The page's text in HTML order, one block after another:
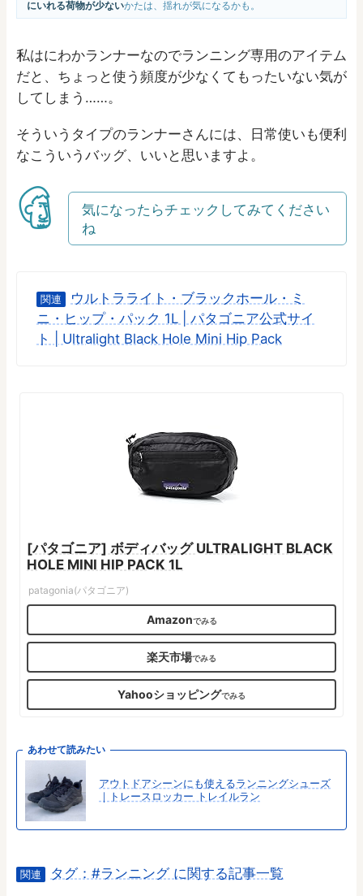
にいれる荷物が少ないかたは、揺れが気になるかも。
私はにわかランナーなのでランニング専用のアイテム
だと、ちょっと使う頻度が少なくてもったいない気が
してしまう……。
そういうタイプのランナーさんには、日常使いも便利
なこういうバッグ、いいと思いますよ。
気になったらチェックしてみてください
ね
関連
ウルトラライト・ブラックホール・ミ
ニ・ヒップ・パック 1L | パタゴニア公式サイ
ト | Ultralight Black Hole Mini Hip Pack
[パタゴニア] ボディバッグ ULTRALIGHT BLACK
HOLE MINI HIP PACK 1L
patagonia(パタゴニア)
Amazon
楽天市場
Yahooショッピング
あわせて読みたい
アウトドアシーンにも使えるランニングシューズ
｜トレースロッカー トレイルラン
関連 タグ：#ランニング に関する記事一覧